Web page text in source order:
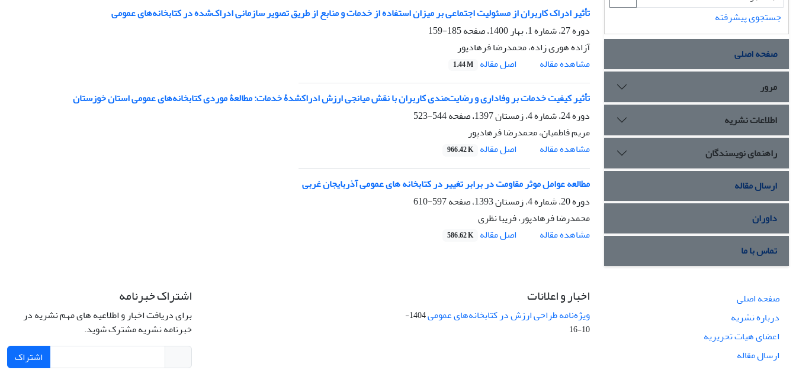
تأثیر ادراک کاربران از مسئولیت اجتماعی بر میزان استفاده از خدمات و منابع از طریق تصویر سازمانی ادراک‌شده در کتابخانه‌های عمومی
دوره 27، شماره 1، بهار 1400، صفحه
185-159
آزاده هوری زاده، محمدرضا فرهادپور
مشاهده مقاله
اصل مقاله 1.44 M
تأثیر کیفیت خدمات بر وفاداری و رضایت‌مندی کاربران با نقش میانجی ارزش ادراک‎شدۀ خدمات: مطالعۀ موردی کتابخانه‌های عمومی استان خوزستان
دوره 24، شماره 4، زمستان 1397، صفحه
544-523
مریم فاطمیان، محمدرضا فرهادپور
مشاهده مقاله
اصل مقاله 966.42 K
مطالعه عوامل موثر مقاومت در برابر تغییر در کتابخانه های عمومی آذربایجان غربی
دوره 20، شماره 4، زمستان 1393، صفحه
597-610
محمدرضا فرهادپور، فریبا نظری
مشاهده مقاله
اصل مقاله 586.62 K
جستجوی پیشرفته
صفحه اصلی
مرور
اطلاعات نشریه
راهنمای نویسندگان
ارسال مقاله
داوران
تماس با ما
صفحه اصلی
درباره نشریه
اعضای هیات تحریریه
ارسال مقاله
اخبار و اعلانات
ویژه‌نامه طراحی ارزش در کتابخانه‌های عمومی
1404-
10-16
اشتراک خبرنامه
برای دریافت اخبار و اطلاعیه های مهم نشریه در
خبرنامه نشریه مشترک شوید.
اشتراک